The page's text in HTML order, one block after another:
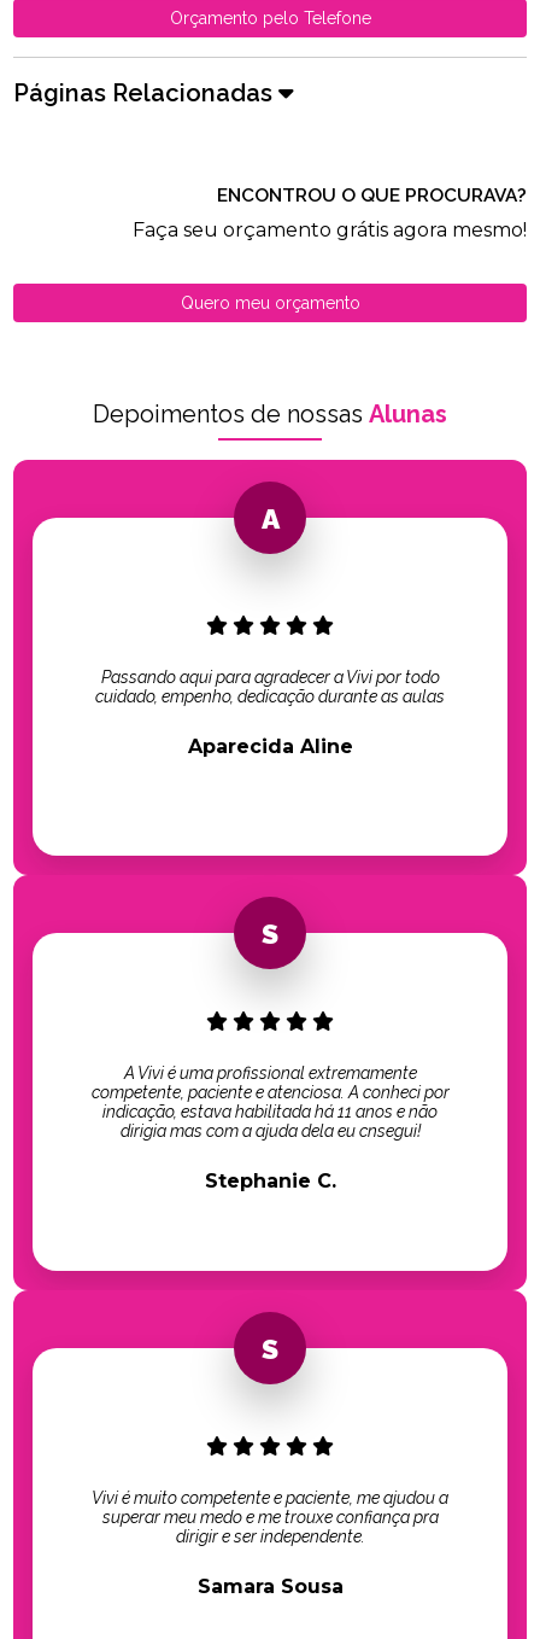
Orçamento pelo Telefone
Páginas Relacionadas
ENCONTROU O QUE PROCURAVA?
Faça seu orçamento grátis agora mesmo!
Quero meu orçamento
Depoimentos de nossas Alunas
Passando aqui para agradecer a Vivi por todo
cuidado, empenho, dedicação durante as aulas
Aparecida Aline
A Vivi é uma profissional extremamente
competente, paciente e atenciosa. A conheci por
indicação, estava habilitada há 11 anos e não
dirigia mas com a ajuda dela eu cnsegui!
Stephanie C.
Vivi é muito competente e paciente, me ajudou a
superar meu medo e me trouxe confiança pra
dirigir e ser independente.
Samara Sousa